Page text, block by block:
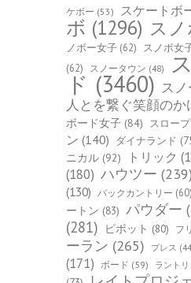
ケボー (53) スケートボ
ボ (1296) ス
ノボー女子 (62) スノボ女
(62)
スノータウン (48)
ド (3460) ス
人とを繋ぐ笑顔のか
ボード女子 (84) スロー
ン (140) ダイナランド
ニカル (92) トリック
(180) ハウツー (239)
(130)
バックカントリー (60)
ートン (83) パウダー
(281)
ピボット (80) フ
ーラン (265) プレス
(171)
ボード (59) ラントリ